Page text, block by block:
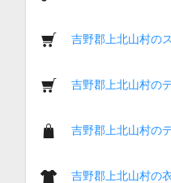
吉野郡上北山村の
吉野郡上北山村の
吉野郡上北山村の
吉野郡上北山村の